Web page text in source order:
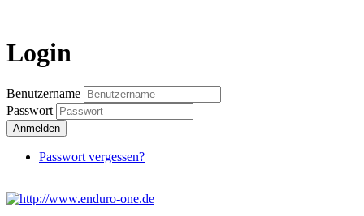
Login
Benutzername
Passwort
Anmelden
Passwort vergessen?